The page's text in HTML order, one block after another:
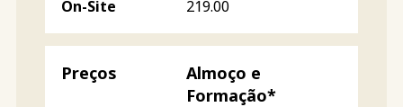
219.00
Almoço e
Formação*